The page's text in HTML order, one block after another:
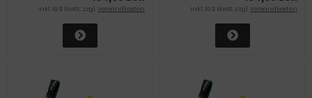
inkl. 19 % MwSt. zzgl.Versandkosten inkl. 19 % MwSt. zzgl.Versandkosten